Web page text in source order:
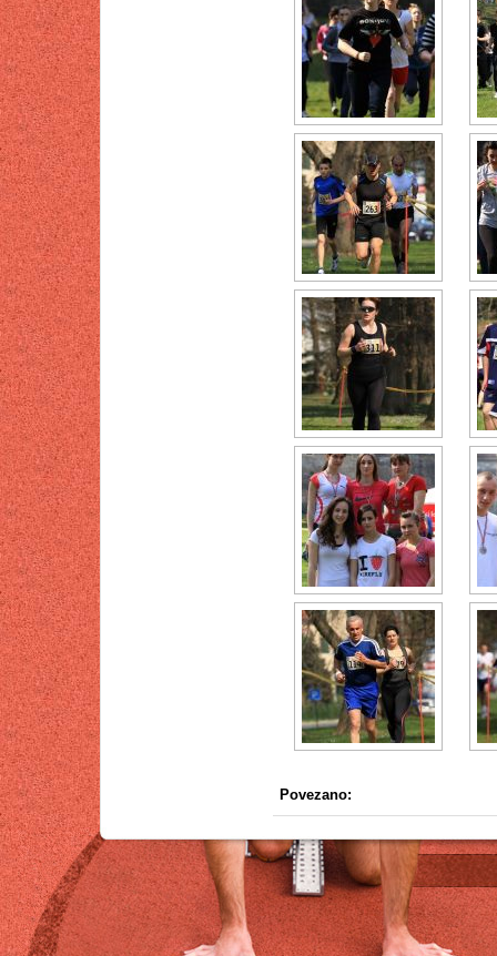
Povezano: